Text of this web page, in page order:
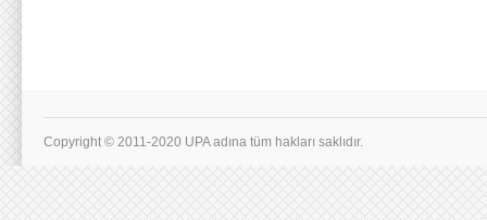
Copyright © 2011-2020 UPA adına tüm hakları saklıdır.